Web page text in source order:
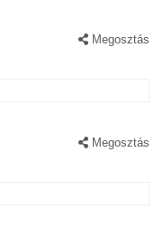
Megosztás
Megosztás